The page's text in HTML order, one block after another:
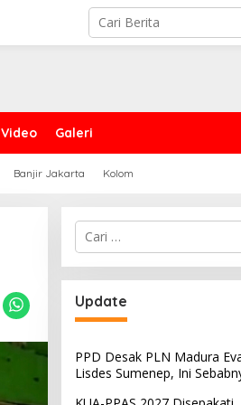
Video Galeri
Banjir Jakarta Kolom
Cari
untuk:
Update
PPD Desak PLN Madura
Lisdes Sumenep, Ini